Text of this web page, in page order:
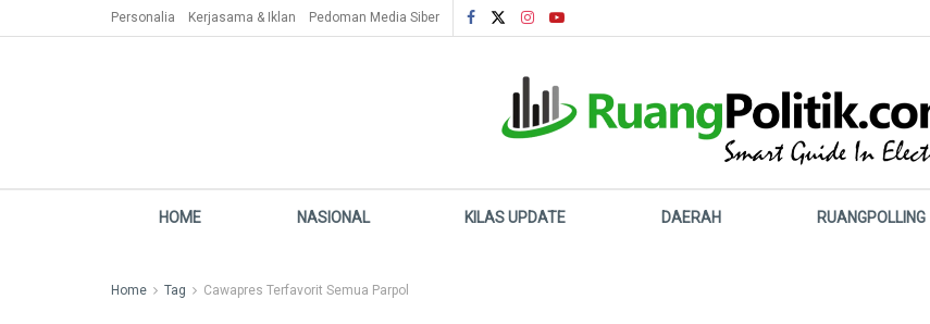
Personalia Kerjasama & Iklan Pedoman Media Siber
HOME NASIONAL KILAS UPDATE DAERAH RUANGPOLLING
Home Tag Cawapres Terfavorit Semua Parpol